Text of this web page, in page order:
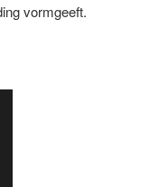
vormgeeft.